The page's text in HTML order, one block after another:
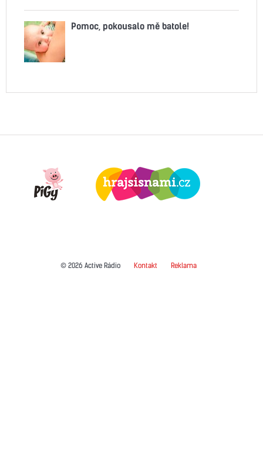
Pomoc, pokousalo mě batole!
© 2026 Active Rádio Kontakt Reklama